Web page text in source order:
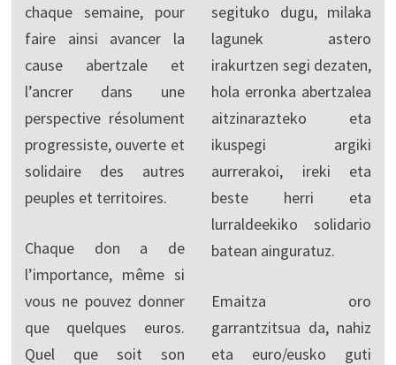
chaque semaine, pour
faire ainsi avancer la
cause abertzale et
l’ancrer dans une
perspective résolument
progressiste, ouverte et
solidaire des autres
peuples et territoires.
Chaque don a de
l’importance, même si
vous ne pouvez donner
que quelques euros.
Quel que soit son
segituko dugu, milaka
lagunek astero
irakurtzen segi dezaten,
hola erronka abertzalea
aitzinarazteko eta
ikuspegi argiki
aurrerakoi, ireki eta
beste herri eta
lurraldeekiko solidario
batean ainguratuz.
Emaitza oro
garrantzitsua da, nahiz
eta euro/eusko guti